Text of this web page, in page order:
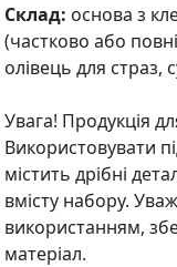
Склад: основа з
(частково або
олівець для страз,
Увага! Продукція
Використовувати
містить дрібні
вмісту набору.
використанням,
матеріал.